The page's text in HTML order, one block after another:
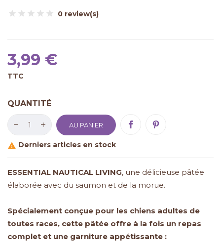
0 review(s)
3,99 €
TTC
QUANTITÉ
AU PANIER
 Derniers articles en stock
ESSENTIAL NAUTICAL LIVING, une délicieuse pâtée
élaborée avec du saumon et de la morue.
Spécialement conçue pour les chiens adultes de
toutes races, cette pâtée offre à la fois un repas
complet et une garniture appétissante :